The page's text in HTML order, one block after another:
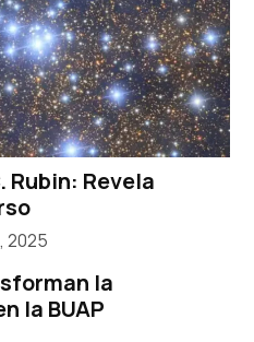
Rubin: Revela
2025
la
la BUAP